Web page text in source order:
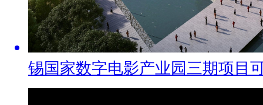
锡国家数字电影产业园三期项目